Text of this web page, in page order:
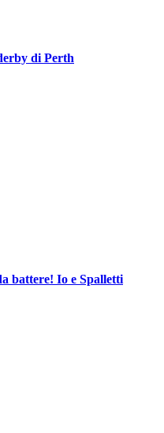
di Perth
battere! Io e Spalletti